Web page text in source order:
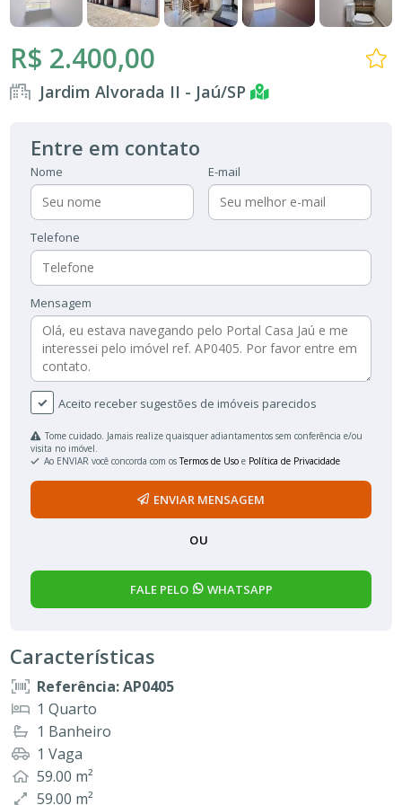
R$ 2.400,00
Jardim Alvorada II - Jaú/SP
Entre em contato
Nome E-mail
Telefone
Mensagem
Aceito receber sugestões de imóveis parecidos
Tome cuidado. Jamais realize quaisquer adiantamentos sem conferência e/ou
visita no imóvel.
Ao ENVIAR você concorda com osTermos de Uso e Política de Privacidade
ENVIAR MENSAGEM
OU
FALE PELO WHATSAPP
Características
Referência: AP0405
1 Quarto
1 Banheiro
1 Vaga
59.00 m²
59.00 m²